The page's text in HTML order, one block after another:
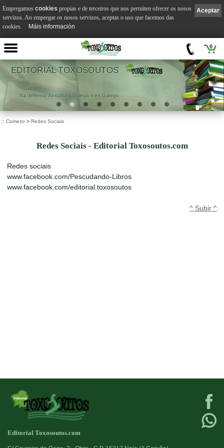
0
EDITORIAL TOXOSOUTOS
Na defensa da cultura Galega e en Galego
:: Comezo > Redes Sociais
Redes Sociais - Editorial Toxosoutos.com
Redes sociais
www.facebook.com/Pescudando-Libros
www.facebook.com/editorial.toxosoutos
^ Subir ^
Editorial Toxosoutos.com
Aceptar
Empregamos cookies propias e de terceiros que nos permiten ofrecer os nosos
servizos. Ao empregar os nosos servizos, aceptas o uso que facemos das
cookies.
Máis información